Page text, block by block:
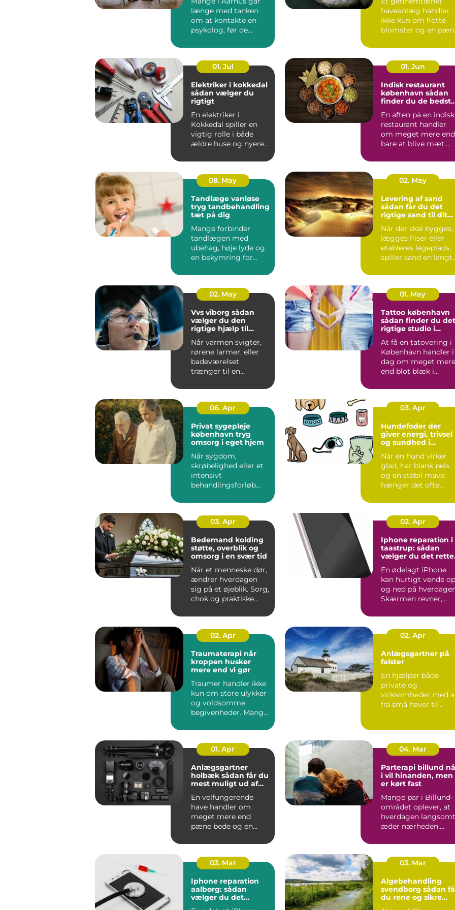
længe med tanken
om at kontakte en
psykolog, før de
haveanlæg handler
ikke kun om flotte
blomster og en pæn
01. Jul
Elektriker i kokkedal
sådan vælger du
rigtigt
En elektriker i
Kokkedal spiller en
vigtig rolle i både
ældre huse og nyere
Elinstallatione...
01. Jun
Indisk restaurant
københavn sådan
finder du de bedste
En aften på en indisk
restaurant handler
om meget mere end
bare at blive mæt.
...
08. May
Tandlæge vanløse
tryg tandbehandling
tæt på dig
Mange forbinder
tandlægen med
ubehag, høje lyde og
en bekymring for
spiller reg...
02. May
Levering af sand
sådan får du det
rigtige sand til dit
Når der skal bygges,
lægges fliser eller
etableres legeplads,
spiller sand en langt
02. May
Vvs viborg sådan
vælger du den
rigtige hjælp til
Når varmen svigter,
rørene larmer, eller
badeværelset
trænger til en
dygtig VVSer...
01. May
Tattoo københavn
sådan finder du det
rigtige studio i
At få en tatovering i
København handler i
dag om meget mere
end blot blæk i
alt f...
06. Apr
Privat sygepleje
københavn tryg
omsorg i eget hjem
Når sygdom,
skrøbelighed eller et
intensivt
behandlingsforløb
oplever mange, at
de...
03. Apr
Hundefoder der
giver energi, trivsel
og sundhed i
Når en hund virker
glad, har blank pels
og en stabil mave,
hænger det ofte
fodere...
03. Apr
Bedemand kolding
støtte, overblik og
omsorg i en svær tid
Når et menneske dør,
ændrer hverdagen
sig på et øjeblik. Sorg,
chok og praktiske
sam...
02. Apr
Iphone reparation i
taastrup: sådan
vælger du det rette
En ødelagt iPhone
kan hurtigt vende op
og ned på
Skærmen revner,
pludsel...
02. Apr
Traumaterapi når
kroppen husker
mere end vi gør
Traumer handler ikke
kun om store ulykker
og voldsomme
begivenheder. Mange
rundt på ...
02. Apr
Anlægsgartner på
falster
En hjælper både
private og
virksomheder med
fra små haver til
01. Apr
Anlægsgartner
holbæk sådan får du
mest muligt ud af
En velfungerende
have handler om
meget mere end
pæne bede og en
En gennemtænkt lø...
04. Mar
Parterapi billund når
i vil hinanden, men
er kørt fast
Mange par i Billund-
området oplever, at
hverdagen langsomt
æder nærheden.
praktisk...
03. Mar
Iphone reparation
aalborg: sådan
vælger du det
03. Mar
Algebehandling
svendborg sådan får
du rene og sikre